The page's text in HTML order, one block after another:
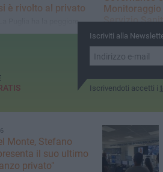
è rivolto al privato
La Puglia ha la peggiore
fra le Regioni
Monitoraggio
Servizio
Regionale
Il presidente
firmato un
La sede presso la
Presidenza della
Regionale
Iscriviti alla
Iscrivendoti accetti i
Monte, Stefano
il suo ultimo
privato"